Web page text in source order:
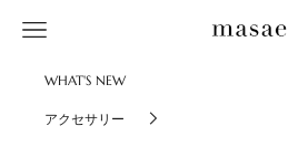
masae
メニュー
WHAT'S NEW
アクセサリー